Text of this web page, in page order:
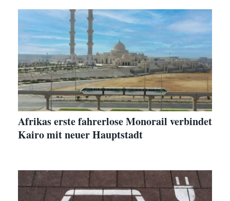
Afrikas erste fahrerlose Monorail verbindet
Kairo mit neuer Hauptstadt